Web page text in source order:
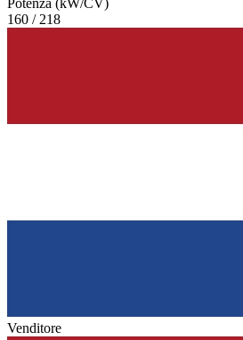
Potenza (kW/CV)
160 / 218
Venditore